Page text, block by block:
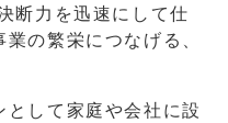
断力を迅速にして仕
の繁栄につなげる、
して家庭や会社に設